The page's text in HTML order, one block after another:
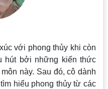
với phong thủy khi còn
hút bởi những kiến thức
này. Sau đó, cô dành
hiểu phong thủy từ các